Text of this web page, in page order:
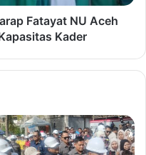
Fatayat NU Aceh
Kader